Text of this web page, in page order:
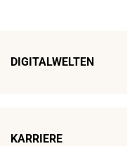
DIGITALWELTEN
KARRIERE